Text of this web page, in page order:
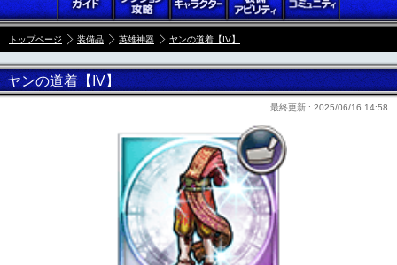
トップページ 装備品 英雄神器 ヤンの道着【IV】
ヤンの道着【IV】
最終更新 : 2025/06/16 14:58